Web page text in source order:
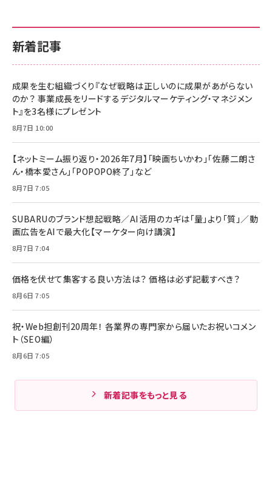
新着記事
成果を生む組織づくり『なぜ戦略は正しいのに成果があがらない
のか？ 事業成長をリードするデジタルマーケティング・マネジメン
ト』を3名様にプレゼント
8月7日 10:00
【ネットミーム振り返り・2026年7月】「映画ちいかわ」「佐藤二朗さ
ん・橋本愛さん」「POPOPO終了」など
8月7日 7:05
SUBARUのブランド想起戦略／AI活用のカギは「量」より「質」／動
画広告をAIで最大化【マーケター向け講演】
8月7日 7:04
価格を伏せて集客する良い方法は？ 価格は必ず記載すべき？
8月6日 7:05
祝・Web担創刊20周年！ 各業界の専門家から届いたお祝いコメン
ト（SEO編）
8月6日 7:05
新着記事をもっと見る